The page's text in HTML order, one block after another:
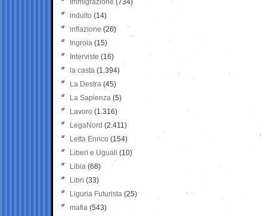
Immigrazione (734)
indulto (14)
inflazione (26)
Ingroia (15)
Interviste (16)
la casta (1.394)
La Destra (45)
La Sapienza (5)
Lavoro (1.316)
LegaNord (2.411)
Letta Enrico (154)
Liberi e Uguali (10)
Libia (68)
Libri (33)
Liguria Futurista (25)
mafia (543)